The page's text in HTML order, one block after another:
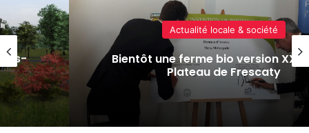
Actualité locale & société
Bientôt une ferme bio version XXL
Plateau de Frescaty